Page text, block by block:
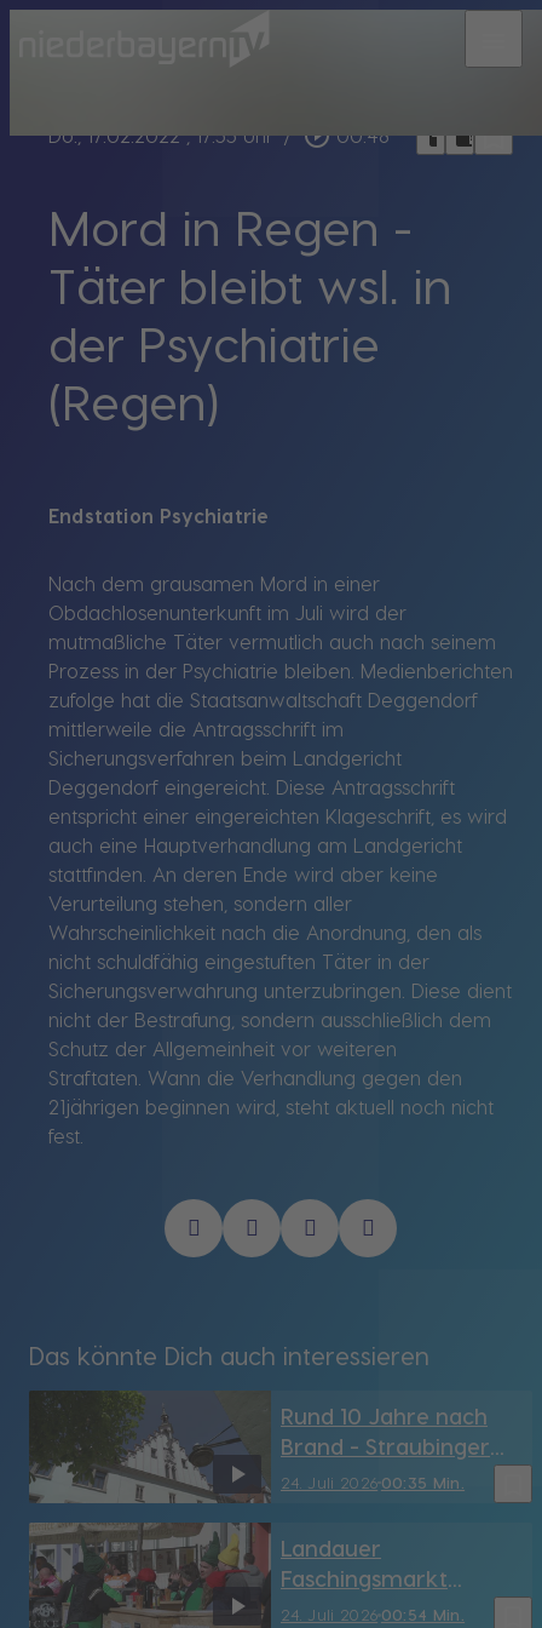
Do., 17.02.2022, 17:55 Uhr / play_circle_outline 00:48 headphoneschrome_reader_modebookmark_border
Mord in Regen -
Täter bleibt wsl. in
der Psychiatrie
(Regen)
Endstation Psychiatrie
Nach dem grausamen Mord in einer
Obdachlosenunterkunft im Juli wird der
mutmaßliche Täter vermutlich auch nach seinem
Prozess in der Psychiatrie bleiben. Medienberichten
zufolge hat die Staatsanwaltschaft Deggendorf
mittlerweile die Antragsschrift im
Sicherungsverfahren beim Landgericht
Deggendorf eingereicht. Diese Antragsschrift
entspricht einer eingereichten Klageschrift, es wird
auch eine Hauptverhandlung am Landgericht
stattfinden. An deren Ende wird aber keine
Verurteilung stehen, sondern aller
Wahrscheinlichkeit nach die Anordnung, den als
nicht schuldfähig eingestuften Täter in der
Sicherungsverwahrung unterzubringen. Diese dient
nicht der Bestrafung, sondern ausschließlich dem
Schutz der Allgemeinheit vor weiteren
Straftaten. Wann die Verhandlung gegen den
21jährigen beginnen wird, steht aktuell noch nicht
fest.
Das könnte Dich auch interessieren
24. Juli 202600:35 Min.
Rund 10 Jahre nach
Brand - Straubinger
Rathaus hat sein
Türmchen wieder (SR)
24. Juli 202600:54 Min.
Landauer
Faschingsmarkt
möglicherweise vor